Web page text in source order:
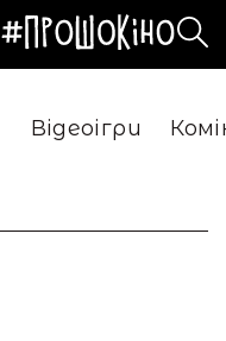
Відеоігри